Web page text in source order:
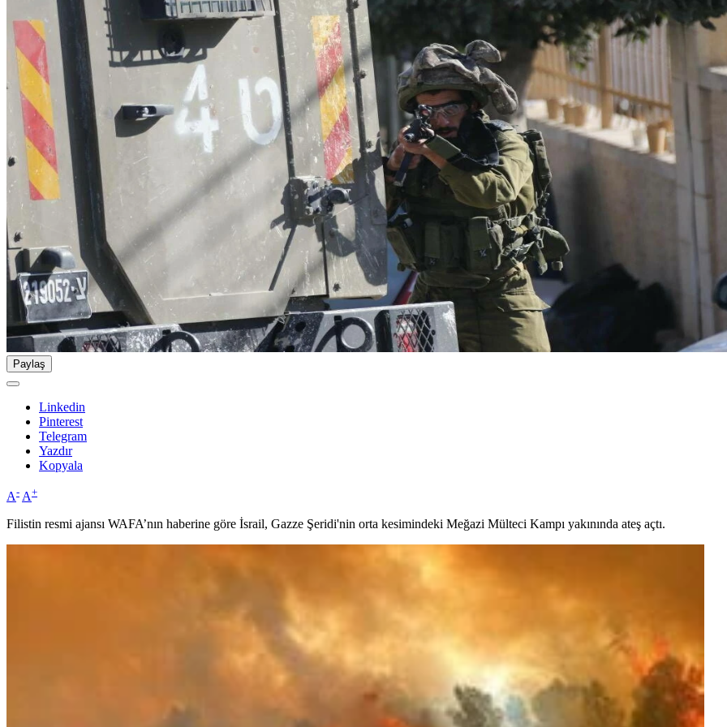
Paylaş
Linkedin
Pinterest
Telegram
Yazdır
Kopyala
A- A+
Filistin resmi ajansı WAFA’nın haberine göre İsrail, Gazze Şeridi'nin orta kesimindeki Meğazi Mülteci Kampı yakınında ateş açtı.